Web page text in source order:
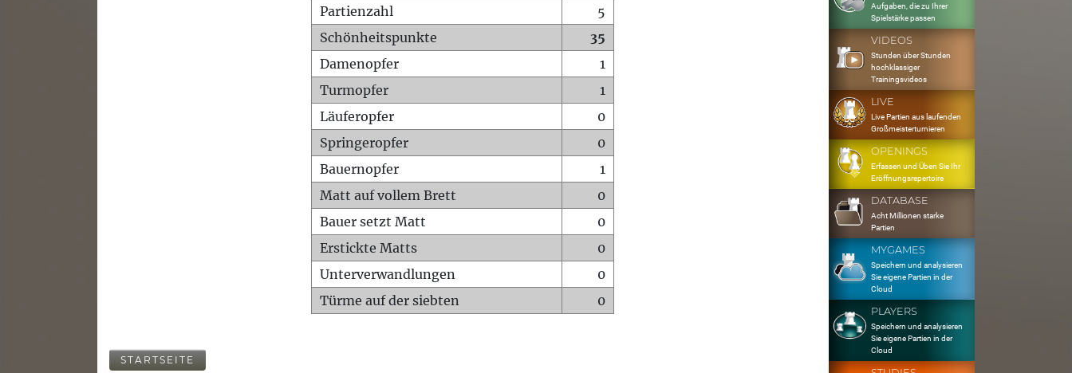
Partienzahl
5
Schönheitspunkte
35
Damenopfer
1
Turmopfer
1
Läuferopfer
0
Springeropfer
0
Bauernopfer
1
Matt auf vollem Brett
0
Bauer setzt Matt
0
Erstickte Matts
0
Unterverwandlungen
0
Türme auf der siebten
0
STARTSEITE
Aufgaben, die zu Ihrer
Spielstärke passen
VIDEOS
Stunden über Stunden
hochklassiger
Trainingsvideos
LIVE
Live Partien aus laufenden
Großmeisterturnieren
OPENINGS
Erfassen und Üben Sie Ihr
Eröffnungsrepertoire
DATABASE
Acht Millionen starke
Partien
MYGAMES
Speichern und analysieren
Sie eigene Partien in der
Cloud
PLAYERS
Speichern und analysieren
Sie eigene Partien in der
Cloud